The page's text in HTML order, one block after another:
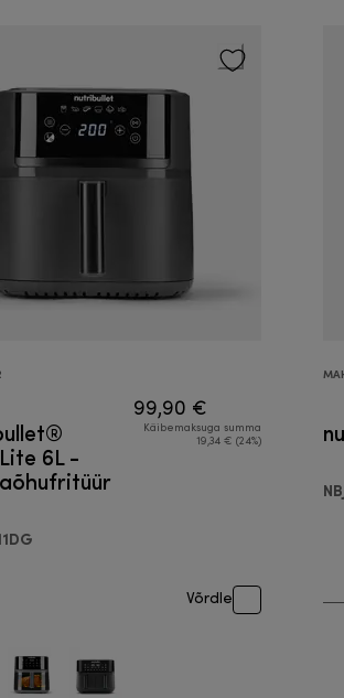
6L -
99,90 €
Käibemaksuga summa
19,34 € (24%)
Võrdle